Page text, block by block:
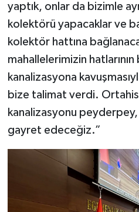
yaptık, onlar da bizimle
kolektörü yapacaklar ve
kolektör hattına
mahallelerimizin
kanalizasyona
bize talimat verdi.
kanalizasyonu
gayret edeceğiz.”